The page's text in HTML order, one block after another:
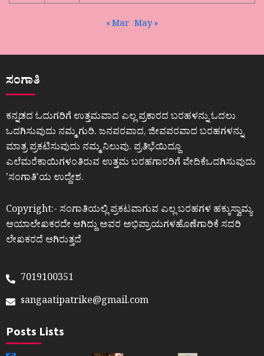
« Mar May »
ಸಂಗಾತಿ
ಕನ್ನಡದ ಓದುಗರಿಗೆ ಉತ್ತಮವಾದ ಎಲ್ಲ ಪ್ರಕಾರದ ಬರಹಳನ್ನು ಓದಲು
ಒದಗಿಸುವುದು ನಮ್ಮ ಗುರಿ. ಜನಪರವಾದ, ಜೀವಪರವಾದ ಬರಹಗಳನ್ನು
ಮಾತ್ರ ಪ್ರಕಟಿಸುವುದು ನಮ್ಮ ನಿಲುವು. ಪ್ರತಿಭೆಯಿದ್ದೂ
ಎಲೆಮರೆಕಾಯಿಗಳಂತಿರುವ ಉತ್ತಮ ಬರಹಗಾರರಿಗೆ ವೇದಿಕೆಒದಗಿಸುವುದು
ʼಸಂಗಾತಿʼಯ ಉದ್ದೇಶ.
Copyright:- ಸಂಗಾತಿಯಲ್ಲಿ ಪ್ರಕಟವಾಗುವ ಎಲ್ಲ ಬರಹಗಳ ಹಕ್ಕುಸ್ವಾಮ್ಯ
ಆಯಾಲೇಖಕರದೇ ಆಗಿದ್ದು ಅವರ ಅಭಿಪ್ರಾಯಗಳಹೊಣೆಗಾರಿಕೆ ಸದರಿ
ಲೇಖಕರದೆ ಆಗಿರುತ್ತದೆ
7019100351
sangaatipatrike@gmail.com
Posts Lists